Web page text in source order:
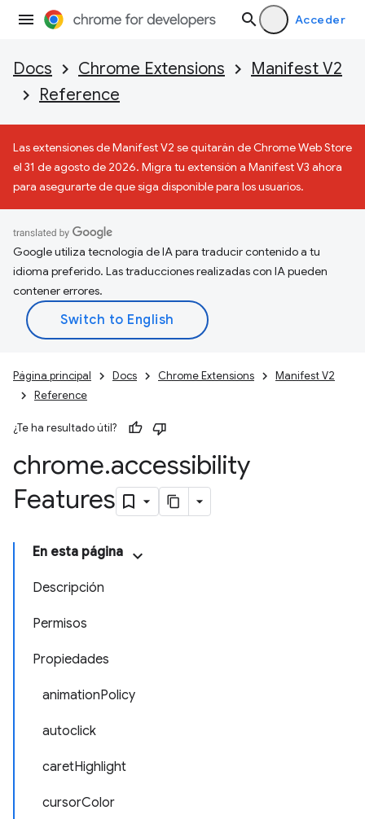
Acceder
Docs Chrome Extensions
Manifest V2
Reference
Las extensiones de Manifest V2 se quitarán de Chrome Web Store
el 31 de agosto de 2026. Migra tu extensión a Manifest V3 ahora
para asegurarte de que siga disponible para los usuarios.
Google utiliza tecnología de IA para traducir contenido a tu
idioma preferido. Las traducciones realizadas con IA pueden
contener errores.
Página principal Docs Chrome Extensions
Manifest V2
Reference
¿Te ha resultado útil?
chrome.accessibility
Features
En esta página
Descripción
Permisos
Propiedades
animationPolicy
autoclick
caretHighlight
cursorColor